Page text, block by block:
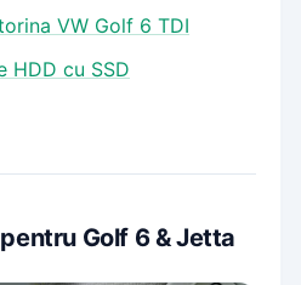
VW Golf 6 TDI
HDD cu SSD
Golf 6 & Jetta